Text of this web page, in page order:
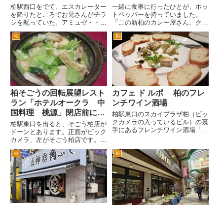
柏駅西口をでて、エスカレーター
を降りたところでお兄さんがチラ
シを配っていた。アミュゼ・・・
行ったことがないお店だけど、お
兄さんが感じよかったので行って
みた。 柏駅西口を出て、柏ステ
ーションモール新館の右側の「あ
さひ通り」を進んでいった、左
手...
一緒に食事に行ったひとが、ホッ
トペッパーを持っていました。
「この新柏のカレー屋さん、クー
ポン持参するとカレーが半額らし
いよ」と。 その方律儀には、ホ
ットペッパーで気に入ったお店の
ところを切り抜いて何枚か持って
ました。見れば、新柏の香辛飯屋
の...
柏
柏そごうの回転展望レスト
ラン「ホテルオークラ 中
国料理 桃源」閉店前に行
こう
柏駅東口を出ると、そごう柏店が
ドーンとあります。正面がビック
カメラ、左がそごう柏店です。
元々はすべて柏そごうだったんで
すが、そごうが民事再生法を申請
し、経営に参加した西武百貨店の
判断でスカイプラザ部分を手放し
て現在の形になりました。
こ...
柏
カフェ ド ルポ 柏のフレ
ンチワイン酒場
柏駅東口のスカイプラザ柏（ビッ
クカメラの入っているビル）の裏
手にあるフレンチワイン酒場「カ
前の雰囲気を残した地区です。
かなり古い「純喫茶シマ」やミ
ルフィーユかつバーガーが有名...
柏 柏